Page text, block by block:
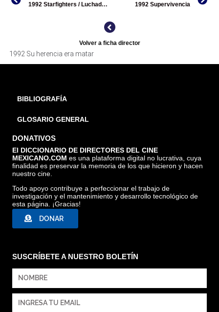
1992 Starfighters / Luchadores de las estrellas 1992 Supervivencia
Volver a ficha director
1992 Su herencia era matar
BIBLIOGRAFÍA
GLOSARIO GENERAL
DONATIVOS
El DICCIONARIO DE DIRECTORES DEL CINE
MEXICANO.COM es una plataforma digital no lucrativa, cuya
finalidad es preservar la memoria de los que hicieron y hacen
nuestro cine.
Todo apoyo contribuye a perfeccionar el trabajo de
investigación y el mantenimiento y desarrollo tecnológico de
esta página. ¡Gracias!
DONAR
SUSCRÍBETE A NUESTRO BOLETÍN